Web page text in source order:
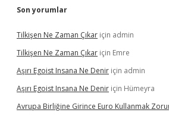
Son yorumlar
Tilkişen Ne Zaman Çıkar için admin
Tilkişen Ne Zaman Çıkar için Emre
Aşırı Egoist Insana Ne Denir için admin
Aşırı Egoist Insana Ne Denir için Hümeyra
Avrupa Birliğine Girince Euro Kullanmak